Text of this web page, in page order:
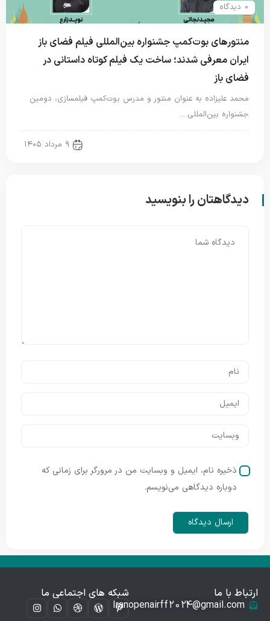
0 دیدگاه
منتورهای بوت‌کمپ جشنواره بین‌المللی فیلم فضای باز
ایران معرفی شدند؛ ساخت یک فیلم کوتاه داستانی در
فضای باز
محمد علیزاده به عنوان منتور و مدرس بوت‌کمپ فیلمسازی، دومین
جشنواره بین‌المللی…
۹ مرداد ۱۴۰۵
دیدگاهتان را بنویسید
ذخیره نام، ایمیل و وبسایت من در مرورگر برای زمانی که
دوباره دیدگاهی می‌نویسم.
ارتباط با ما
Iranopenairff2024@gmail.com
شبکه های اجتماعی ما